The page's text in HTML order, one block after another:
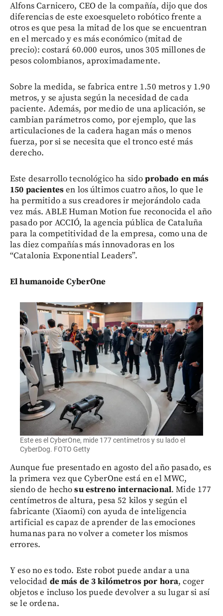
Alfons Carnicero, CEO de la compañía, dijo que dos
diferencias de este exoesqueleto robótico frente a
otros es que pesa la mitad de los que se encuentran
en el mercado y es más económico (mitad de
precio): costará 60.000 euros, unos 305 millones de
pesos colombianos, aproximadamente.
Sobre la medida, se fabrica entre 1.50 metros y 1.90
metros, y se ajusta según la necesidad de cada
paciente. Además, por medio de una aplicación, se
cambian parámetros como, por ejemplo, que las
articulaciones de la cadera hagan más o menos
fuerza, por si se necesita que el tronco esté más
derecho.
Este desarrollo tecnológico ha sidoprobado en más
150 pacientesen los últimos cuatro años, lo que le
ha permitido a sus creadores ir mejorándolo cada
vez más. ABLE Human Motion fue reconocida el año
pasado por ACCIÓ, la agencia pública de Cataluña
para la competitividad de la empresa, como una de
las diez compañías más innovadoras en los
“Catalonia Exponential Leaders”.
El humanoide CyberOne
Este es el CyberOne, mide 177 centímetros y su lado el
CyberDog. FOTO Getty
Aunque fue presentado en agosto del año pasado, es
la primera vez que CyberOne está en el MWC,
siendo de hechosu estreno internacional. Mide 177
centímetros de altura, pesa 52 kilos y según el
fabricante (Xiaomi) con ayuda de inteligencia
artificial es capaz de aprender de las emociones
humanas para no volver a cometer los mismos
errores.
Y eso no es todo. Este robot puede andar a una
velocidad de más de 3 kilómetros por hora, coger
objetos e incluso los puede devolver a su lugar si así
se le ordena.